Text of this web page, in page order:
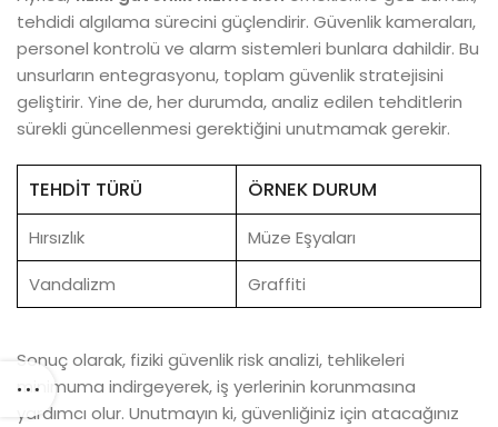
tehdidi algılama sürecini güçlendirir. Güvenlik kameraları,
personel kontrolü ve alarm sistemleri bunlara dahildir. Bu
unsurların entegrasyonu, toplam güvenlik stratejisini
geliştirir. Yine de, her durumda, analiz edilen tehditlerin
sürekli güncellenmesi gerektiğini unutmamak gerekir.
TEHDIT TÜRÜ ÖRNEK DURUM
Hırsızlık
Müze Eşyaları
Vandalizm
Graffiti
Sonuç olarak, fiziki güvenlik risk analizi, tehlikeleri
minimuma indirgeyerek, iş yerlerinin korunmasına
yardımcı olur. Unutmayın ki, güvenliğiniz için atacağınız